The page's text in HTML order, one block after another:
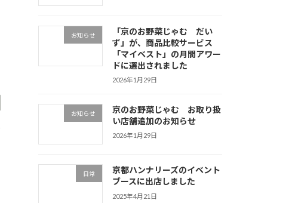
お知らせ
「京のお野菜じゃむ だい
ず」が、商品比較サービス
「マイベスト」の月間アワー
ドに選出されました
2026年1月29日
お知らせ
京のお野菜じゃむ お取り扱
い店舗追加のお知らせ
2026年1月29日
日常
京都ハンナリーズのイベント
ブースに出店しました
2025年4月21日